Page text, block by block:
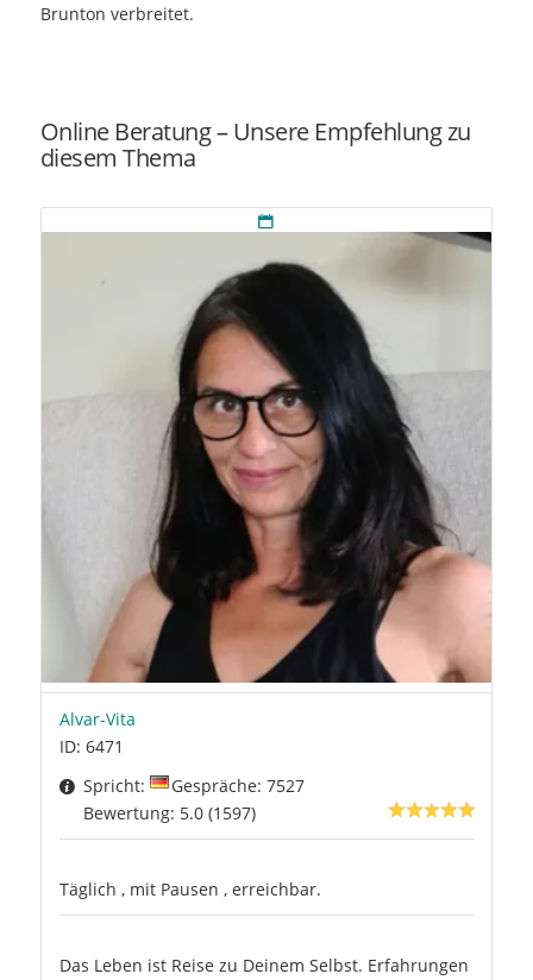
Brunton verbreitet.
Online Beratung – Unsere Empfehlung zu
diesem Thema
Alvar-Vita
ID: 6471
Spricht:
Gespräche: 7527
Bewertung: 5.0 (1597)
Täglich , mit Pausen , erreichbar.
Das Leben ist Reise zu Deinem Selbst. Erfahrungen